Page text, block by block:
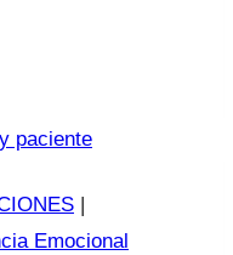
Emocional